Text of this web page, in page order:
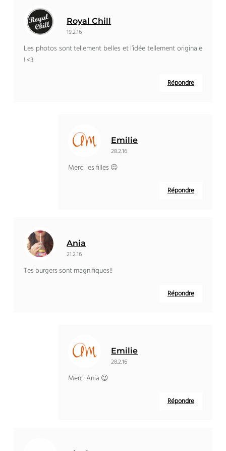
Royal Chill
19.2.16
Les photos sont tellement belles et l’idée tellement originale
! <3
Répondre
Emilie
28.2.16
Merci les filles 😉
Répondre
Ania
21.2.16
Tes burgers sont magnifiques!!
Répondre
Emilie
28.2.16
Merci Ania 😉
Répondre